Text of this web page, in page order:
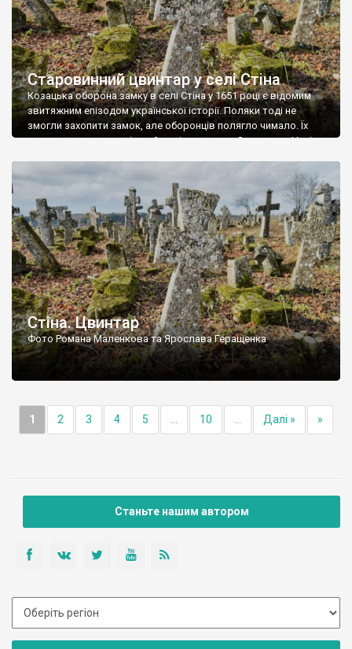
Старовинний цвинтар у селі Стіна
Козацька оборона замку в селі Стіна у 1651 році є відомим
звитяжним епізодом української історії. Поляки тоді не
змогли захопити замок, але оборонців полягло чимало. Їх
поховали на цвинтарі, який тоді називався Замковим. Нині на
ньому чимало хрестів 19 століття, є такі, де епітафії стер […]
Стіна. Цвинтар
Фото Романа Маленкова та Ярослава Геращенка
1 2 3 4 5 10 Далі » »
Станьте нашим автором